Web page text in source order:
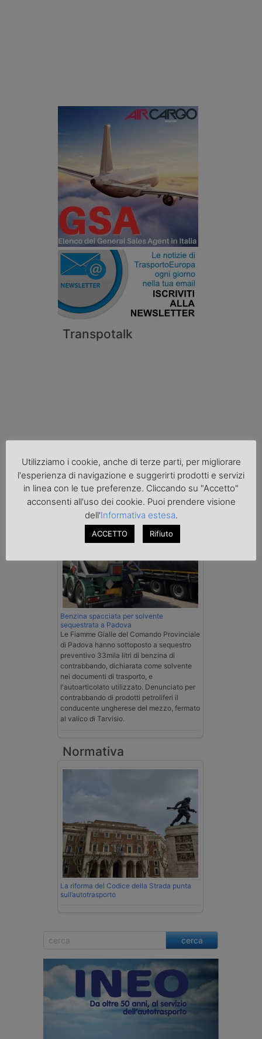
Transpotalk
Cronaca
Benzina spacciata per solvente
sequestrata a Padova
Le Fiamme Gialle del Comando Provinciale
di Padova hanno sottoposto a sequestro
preventivo 33mila litri di benzina di
contrabbando, dichiarata come solvente
nei documenti di trasporto, e
l'autoarticolato utilizzato. Denunciato per
contrabbando di prodotti petroliferi il
conducente ungherese del mezzo, fermato
al valico di Tarvisio.
Normativa
La riforma del Codice della Strada punta
sull’autotrasporto
cerca
Utilizziamo i cookie, anche di terze parti, per migliorare
l'esperienza di navigazione e suggerirti prodotti e servizi
in linea con le tue preferenze. Cliccando su "Accetto"
acconsenti all'uso dei cookie. Puoi prendere visione
dell'Informativa estesa.
ACCETTO Rifiuto